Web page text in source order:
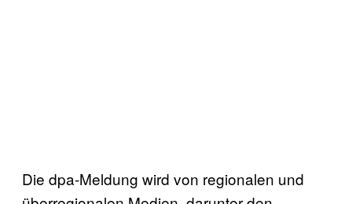
Die dpa-Meldung wird von regionalen und